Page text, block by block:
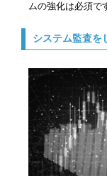
ムの強化は必須で
システム監査を